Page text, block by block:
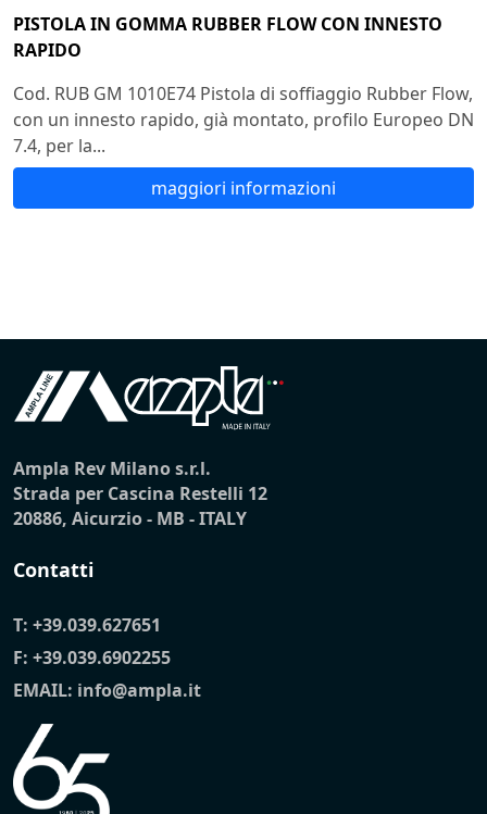
PISTOLA IN GOMMA RUBBER FLOW CON INNESTO
RAPIDO
Cod. RUB GM 1010E74 Pistola di soffiaggio Rubber Flow,
con un innesto rapido, già montato, profilo Europeo DN
7.4, per la...
maggiori informazioni
Ampla Rev Milano s.r.l.
Strada per Cascina Restelli 12
20886, Aicurzio - MB - ITALY
Contatti
T: +39.039.627651
F: +39.039.6902255
EMAIL: info@ampla.it